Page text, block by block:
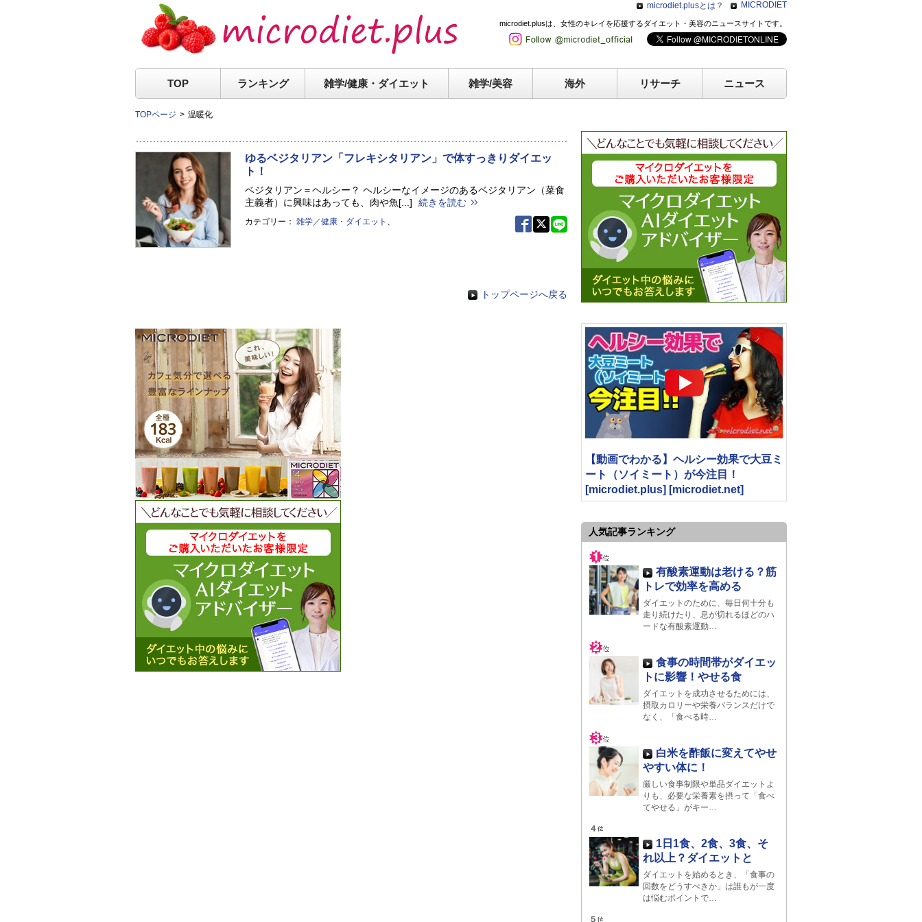
microdiet.plusとは？ MICRODIET
microdiet.plusは、女性のキレイを応援するダイエット・美容のニュースサイトです。
TOP ランキング 雑学/健康・ ダイエット 雑学/美容 海外 リサーチ ニュース
TOPページ 温暖化
ゆるベジタリアン「フレキシタリアン」で体すっきりダイエッ
ト！
ベジタリアン＝ヘルシー？ ヘルシーなイメージのあるベジタリアン（菜食
主義者）に興味はあっても、肉や魚[...]
続きを読む
カテゴリー：雑学／健康・ダイエット 、
トップページへ戻る
【動画でわかる】ヘルシー効果で大豆ミ
ート（ソイミート）が今注目！
[microdiet.plus] [microdiet.net]
人気記事ランキング
有酸素運動は老ける？筋
トレで効率を高める
ダイエットのために、毎日何十分も
走り続けたり、息が切れるほどのハ
ードな有酸素運動…
食事の時間帯がダイエッ
トに影響！やせる食
ダイエットを成功させるためには、
摂取カロリーや栄養バランスだけで
なく、「食べる時…
白米を酢飯に変えてやせ
やすい体に！
厳しい食事制限や単品ダイエットよ
りも、必要な栄養素を摂って「食べ
てやせる」がキー…
1日1食、2食、3食、そ
れ以上？ダイエットと
ダイエットを始めるとき、「食事の
回数をどうすべきか」は誰もが一度
は悩むポイントで…